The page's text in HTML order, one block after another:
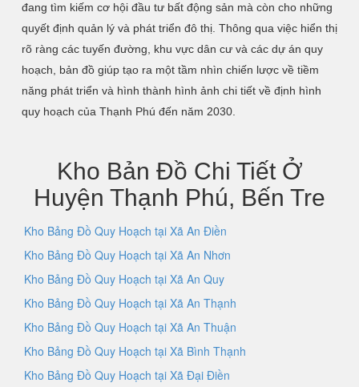
đang tìm kiếm cơ hội đầu tư bất động sản mà còn cho những
quyết định quản lý và phát triển đô thị. Thông qua việc hiển thị
rõ ràng các tuyến đường, khu vực dân cư và các dự án quy
hoạch, bản đồ giúp tạo ra một tầm nhìn chiến lược về tiềm
năng phát triển và hình thành hình ảnh chi tiết về định hình
quy hoạch của Thạnh Phú đến năm 2030.
Kho Bản Đồ Chi Tiết Ở
Huyện Thạnh Phú, Bến Tre
Kho Bảng Đồ Quy Hoạch tại Xã An Điền
Kho Bảng Đồ Quy Hoạch tại Xã An Nhơn
Kho Bảng Đồ Quy Hoạch tại Xã An Quy
Kho Bảng Đồ Quy Hoạch tại Xã An Thạnh
Kho Bảng Đồ Quy Hoạch tại Xã An Thuận
Kho Bảng Đồ Quy Hoạch tại Xã Bình Thạnh
Kho Bảng Đồ Quy Hoạch tại Xã Đại Điền